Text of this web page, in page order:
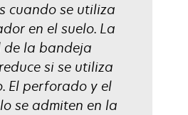
cuando se utiliza
en el suelo. La
la bandeja
si se utiliza
El perforado y el
se admiten en la